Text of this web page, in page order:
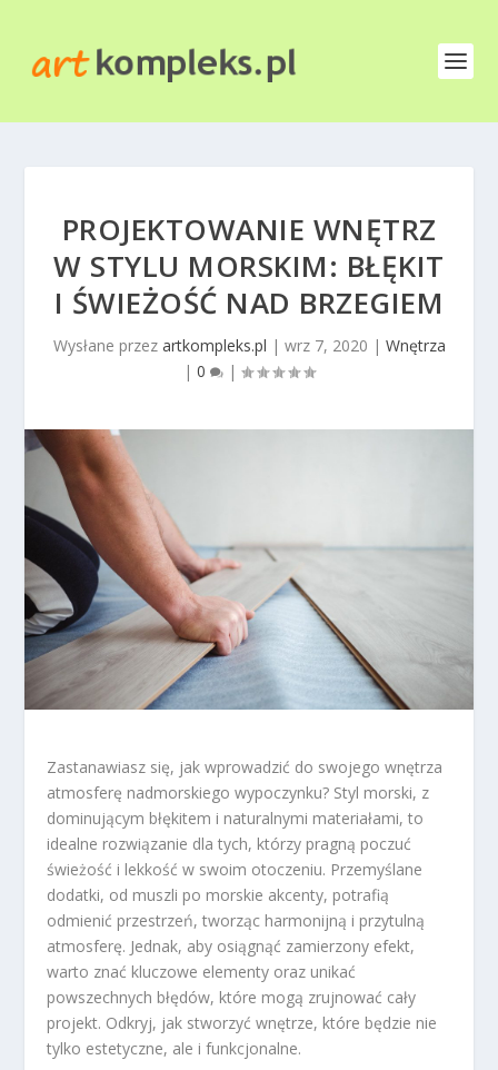
PROJEKTOWANIE WNĘTRZ
W STYLU MORSKIM: BŁĘKIT
I ŚWIEŻOŚĆ NAD BRZEGIEM
Wysłane przez artkompleks.pl | wrz 7, 2020 | Wnętrza
| 0 |
Zastanawiasz się, jak wprowadzić do swojego wnętrza
atmosferę nadmorskiego wypoczynku? Styl morski, z
dominującym błękitem i naturalnymi materiałami, to
idealne rozwiązanie dla tych, którzy pragną poczuć
świeżość i lekkość w swoim otoczeniu. Przemyślane
dodatki, od muszli po morskie akcenty, potrafią
odmienić przestrzeń, tworząc harmonijną i przytulną
atmosferę. Jednak, aby osiągnąć zamierzony efekt,
warto znać kluczowe elementy oraz unikać
powszechnych błędów, które mogą zrujnować cały
projekt. Odkryj, jak stworzyć wnętrze, które będzie nie
tylko estetyczne, ale i funkcjonalne.